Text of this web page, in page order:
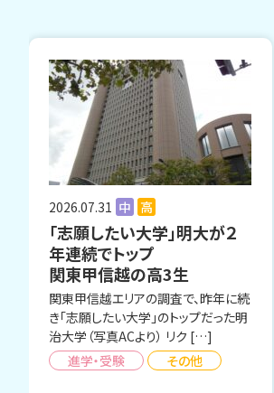
2026.07.31 中 高
「志願したい大学」明大が２
年連続でトップ
関東甲信越の高3生
関東甲信越エリアの調査で、昨年に続
き「志願したい大学」のトップだった明
治大学（写真ACより） リク […]
進学・受験
その他